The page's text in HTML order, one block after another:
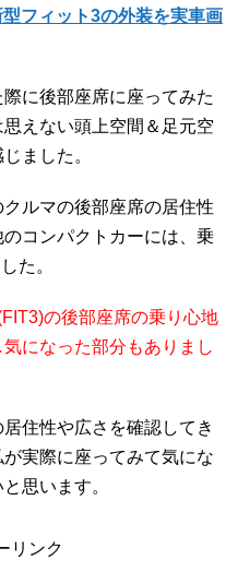
フィット3の外装を実車画
に後部座席に座ってみた
えない頭上空間＆足元空
ました。
ルマの後部座席の居住性
コンパクトカーには、乗
た。
の後部座席の乗り心地
になった部分もありまし
住性や広さを確認してき
実際に座ってみて気にな
思います。
リンク